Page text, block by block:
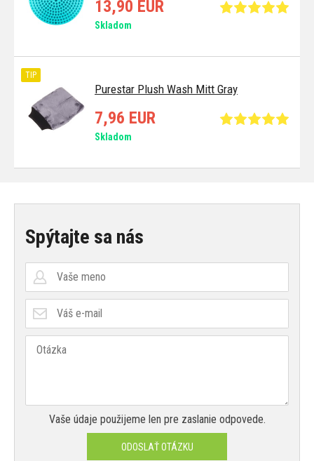
13,90 EUR
Skladom
Purestar Plush Wash Mitt Gray
TIP
7,96 EUR
Skladom
Spýtajte sa nás
Vaše údaje použijeme len pre zaslanie odpovede.
ODOSLAŤ OTÁZKU